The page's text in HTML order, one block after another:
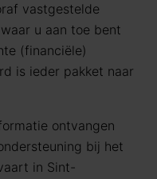
vastgestelde
u aan toe bent
(financiële)
is ieder pakket naar
ontvangen
bij het
in Sint-